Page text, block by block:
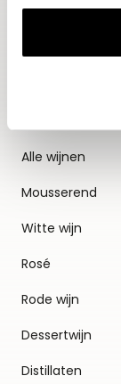
Alle wijnen
Mousserend
Witte wijn
Rosé
Rode wijn
Dessertwijn
Distillaten